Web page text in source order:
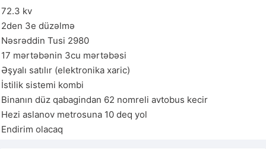
72.3 kv
2den 3e düzəlmə
Nəsrəddin Tusi 2980
17 mərtəbənin 3cu mərtəbəsi
Əşyalı satılır (elektronika xaric)
İstilik sistemi kombi
Binanın düz qabagindan 62 nomreli avtobus kecir
Hezi aslanov metrosuna 10 deq yol
Endirim olacaq